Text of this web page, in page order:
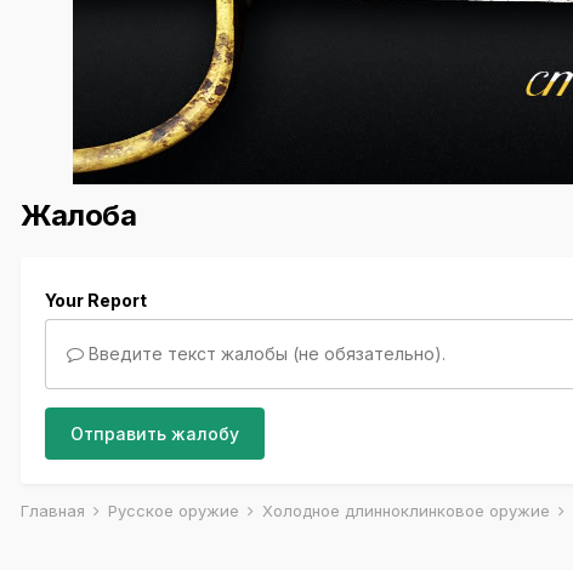
Жалоба
Your Report
Введите текст жалобы (не обязательно).
Отправить жалобу
Главная Русское оружие Холодное длинноклинковое оружие